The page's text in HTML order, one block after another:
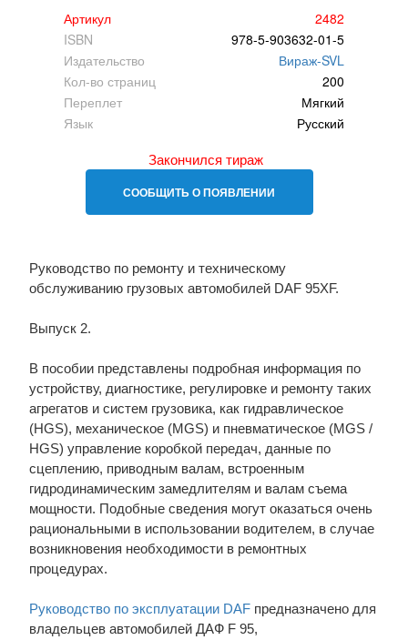
Артикул
2482
ISBN
978-5-903632-01-5
Издательство
Вираж-SVL
Кол-во страниц
200
Переплет
Мягкий
Язык
Русский
Закончился тираж
СООБЩИТЬ О ПОЯВЛЕНИИ
Руководство по ремонту и техническому
обслуживанию грузовых автомобилей DAF 95XF.
Выпуск 2.
В пособии представлены подробная информация по
устройству, диагностике, регулировке и ремонту таких
агрегатов и систем грузовика, как гидравлическое
(HGS), механическое (MGS) и пневматическое (MGS /
HGS) управление коробкой передач, данные по
сцеплению, приводным валам, встроенным
гидродинамическим замедлителям и валам съема
мощности. Подобные сведения могут оказаться очень
рациональными в использовании водителем, в случае
возникновения необходимости в ремонтных
процедурах.
Руководство по эксплуатации DAFпредназначено для
владельцев автомобилей ДАФ F 95,